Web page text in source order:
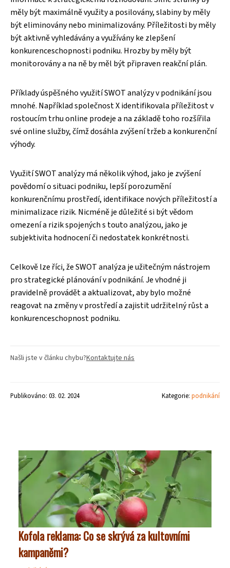
měly být maximálně využity a posilovány, slabiny by měly
být eliminovány nebo minimalizovány. Příležitosti by měly
být aktivně vyhledávány a využívány ke zlepšení
konkurenceschopnosti podniku. Hrozby by měly být
monitorovány a na ně by měl být připraven reakční plán.
Příklady úspěšného využití SWOT analýzy v podnikání jsou
mnohé. Například společnost X identifikovala příležitost v
rostoucím trhu online prodeje a na základě toho rozšířila
své online služby, čímž dosáhla zvýšení tržeb a konkurenční
výhody.
Využití SWOT analýzy má několik výhod, jako je zvýšení
povědomí o situaci podniku, lepší porozumění
konkurenčnímu prostředí, identifikace nových příležitostí a
minimalizace rizik. Nicméně je důležité si být vědom
omezení a rizik spojených s touto analýzou, jako je
subjektivita hodnocení či nedostatek konkrétnosti.
Celkově lze říci, že SWOT analýza je užitečným nástrojem
pro strategické plánování v podnikání. Je vhodné ji
pravidelně provádět a aktualizovat, aby bylo možné
reagovat na změny v prostředí a zajistit udržitelný růst a
konkurenceschopnost podniku.
Našli jste v článku chybu?Kontaktujte nás
Publikováno: 03. 02. 2024 Kategorie: podnikání
Kofola reklama: Co se skrývá za kultovními
kampaněmi?